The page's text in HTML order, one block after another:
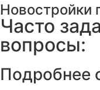
Новостройки
Часто
вопросы:
Подробнее